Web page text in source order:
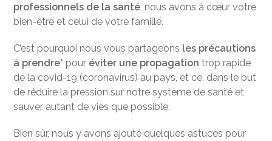
professionnels de la santé , nous avons à cœur votre
bien-être et celui de votre famille.
C’est pourquoi nous vous partageons les précautions
à prendre* pour éviter une propagation trop rapide
de la covid-19 (coronavirus) au pays, et ce, dans le but
de réduire la pression sur notre système de santé et
sauver autant de vies que possible.
Bien sûr, nous y avons ajouté quelques astuces pour